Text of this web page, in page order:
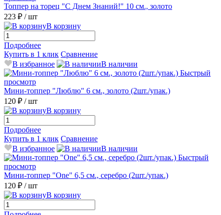
Топпер на торец "С Днем Знаний!" 10 см., золото
223 ₽ / шт
В корзину
Подробнее
Купить в 1 клик Сравнение
В избранное
В наличии
Быстрый
просмотр
Мини-топпер "Люблю" 6 см., золото (2шт./упак.)
120 ₽ / шт
В корзину
Подробнее
Купить в 1 клик Сравнение
В избранное
В наличии
Быстрый
просмотр
Мини-топпер "One" 6,5 см., серебро (2шт./упак.)
120 ₽ / шт
В корзину